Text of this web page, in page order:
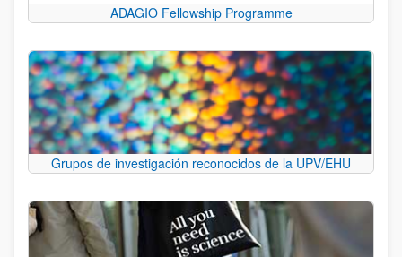
ADAGIO Fellowship Programme
Grupos de investigación reconocidos de la UPV/EHU